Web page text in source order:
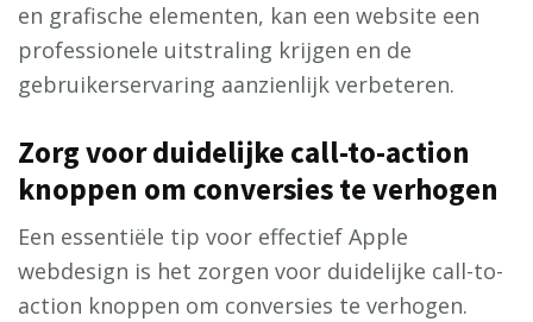
en grafische elementen, kan een website een
professionele uitstraling krijgen en de
gebruikerservaring aanzienlijk verbeteren.
Zorg voor duidelijke call-to-action
knoppen om conversies te verhogen
Een essentiële tip voor effectief Apple
webdesign is het zorgen voor duidelijke call-to-
action knoppen om conversies te verhogen.